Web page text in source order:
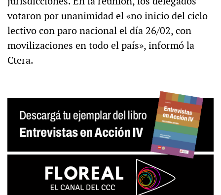
votaron por unanimidad el «no inicio del ciclo
lectivo con paro nacional el día 26/02, con
movilizaciones en todo el país», informó la
Ctera.